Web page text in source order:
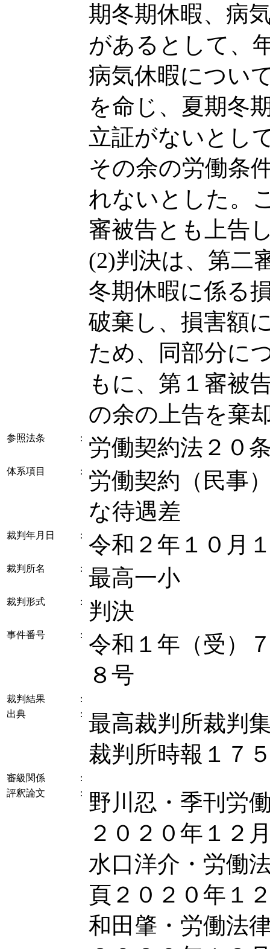
期冬期休暇、病
があるとして、
病気休暇につい
を命じ、夏期冬
立証がないとし
その余の労働条
れないとした。
審被告とも上告
(2)判決は、第二
冬期休暇に係る
破棄し、損害額
ため、同部分に
もに、第１審被
の余の上告を棄
参照法条 ： 労働契約法２０
体系項目 ：
労働契約（民事
な待遇差
裁判年月日 ： 令和２年１０月
裁判所名 ： 最高一小
裁判形式 ： 判決
事件番号 ：
令和１年（受）
８号
裁判結果
：
出典
：
最高裁判所裁判
裁判所時報１７
審級関係
：
評釈論文
：
野川忍・季刊労
２０２０年１２
水口洋介・労働
頁２０２０年１
和田肇・労働法